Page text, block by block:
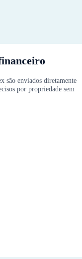
são enviados diretamente
por propriedade sem